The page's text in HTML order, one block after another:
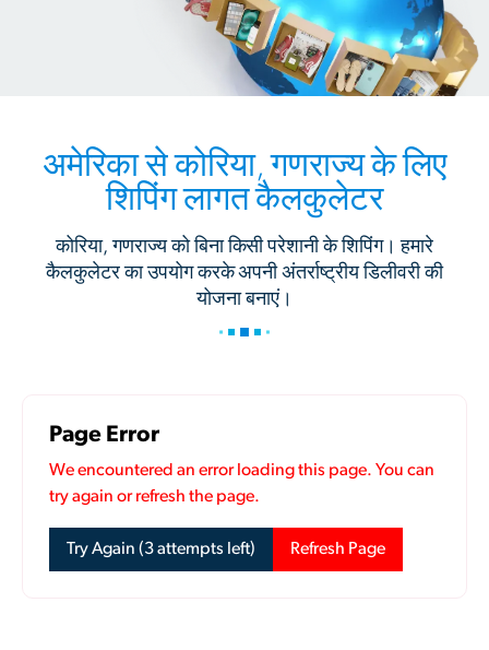
अमेरिका से कोरिया, गणराज्य के लिए
शिपिंग लागत कैलकुलेटर
कोरिया, गणराज्य को बिना किसी परेशानी के शिपिंग। हमारे
कैलकुलेटर का उपयोग करके अपनी अंतर्राष्ट्रीय डिलीवरी की
योजना बनाएं।